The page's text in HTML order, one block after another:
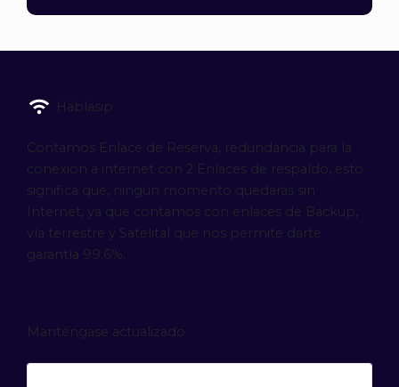
Hablasip
Contamos Enlace de Reserva, redundancia para la
conexion a internet con 2 Enlaces de respaldo, esto
significa que, ningún momento quedarás sin
Internet, ya que contamos con enlaces de Backup,
vía terrestre y Satelital que nos permite darte
garantía 99.6%.
Manténgase actualizado